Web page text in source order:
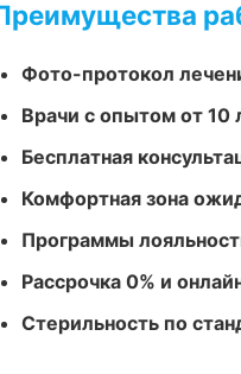
Фото-протокол
Врачи с опытом от 10
Бесплатная
Комфортная зона
Программы
Рассрочка 0% и
Стерильность по